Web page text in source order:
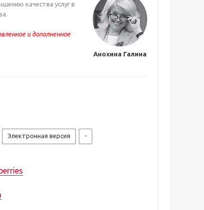
качества услуг в
и дополненное
Анохина Галина
Электронная версия -